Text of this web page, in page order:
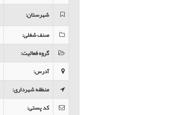
شهرستان:
صنف شغلی:
گروه فعالیت:
آدرس:
منطقه شهرداری:
کد پستی: